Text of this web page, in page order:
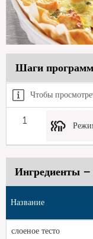
Шаги
Чтобы
1
Ингредиенты –
Название
слоеное тесто